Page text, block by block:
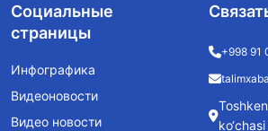
Социальные
страницы
Инфографика
Видеоновости
Видео новости
+998 91